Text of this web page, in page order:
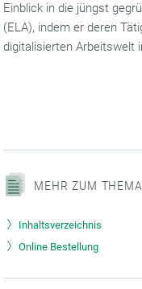
Einblick in die jüngst
(ELA), indem er deren
digitalisierten Arbeitswelt
MEHR ZUM THEMA
Inhaltsverzeichnis
Online Bestellung